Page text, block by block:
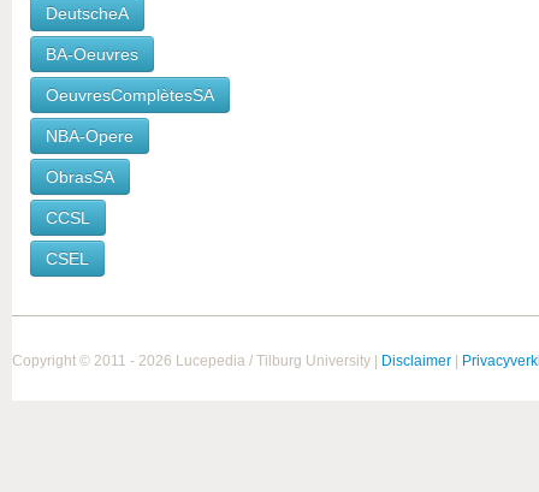
DeutscheA
BA-Oeuvres
OeuvresComplètesSA
NBA-Opere
ObrasSA
CCSL
CSEL
Copyright © 2011 - 2026 Lucepedia / Tilburg University | Disclaimer